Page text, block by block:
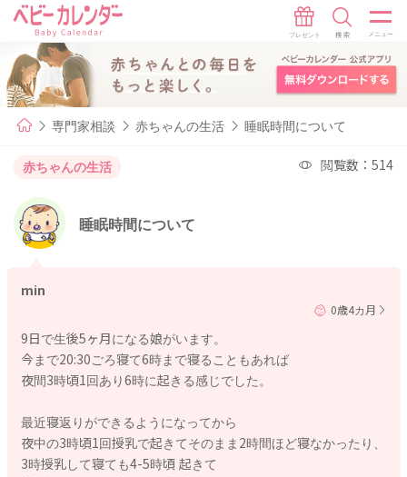
専門家相談 赤ちゃんの生活 睡眠時間について
赤ちゃんの生活 閲覧数：514
睡眠時間について
min
0歳4カ月
9日で生後5ヶ月になる娘がいます。
今まで20:30ごろ寝て6時まで寝ることもあれば
夜間3時頃1回あり6時に起きる感じでした。
最近寝返りができるようになってから
夜中の3時頃1回授乳で起きてそのまま2時間ほど寝なかったり、
3時授乳して寝ても4-5時頃 起きて